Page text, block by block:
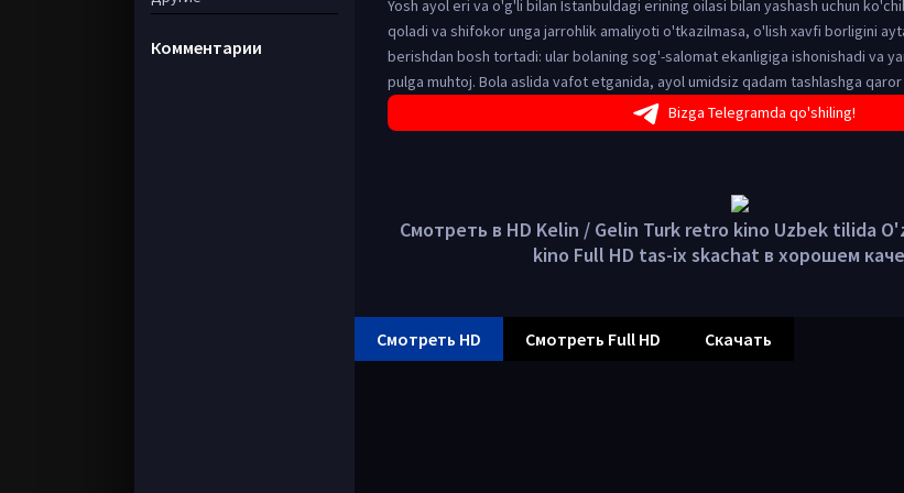
Yosh ayol eri va o'g'li bilan Istanbuldagi erining oilasi bilan yashash uchun
qoladi va shifokor unga jarrohlik amaliyoti o'tkazilmasa, o'lish xavfi borligini
berishdan bosh tortadi: ular bolaning sog'-salomat ekanligiga ishonishadi va
pulga muhtoj. Bola aslida vafot etganida, ayol umidsiz qadam tashlashga qaror
Bizga Telegramda qo'shiling!
Смотреть в HD Kelin / Gelin Turk retro kino Uzbek tilida
kino Full HD tas-ix skachat в хорошем
Смотреть HD Смотреть Full HD Скачать
Комментарии